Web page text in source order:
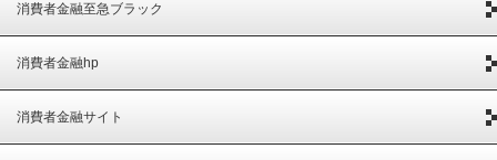
消費者金融至急ブラック
消費者金融hp
消費者金融サイト